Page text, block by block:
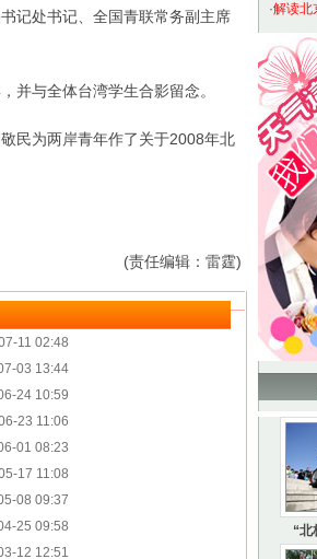
记处书记、全国青联常务副主席
与全体台湾学生合影留念。
民为两岸青年作了关于2008年北
(责任编辑：雷霆)
11 02:48
03 13:44
24 10:59
23 11:06
01 08:23
17 11:08
08 09:37
25 09:58
12 12:51
·解读北
“北